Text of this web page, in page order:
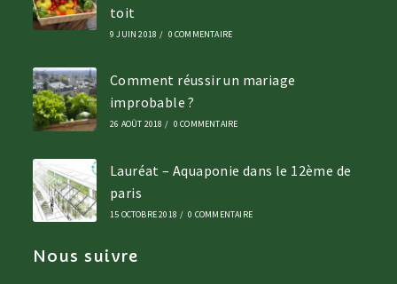
toit
9 JUIN 2018 / 0 COMMENTAIRE
Comment réussir un mariage
improbable ?
26 AOÛT 2018 / 0 COMMENTAIRE
Lauréat – Aquaponie dans le 12ème de
paris
15 OCTOBRE 2018 / 0 COMMENTAIRE
Nous suivre